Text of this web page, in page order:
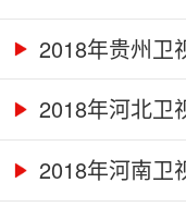
2018年贵州卫
2018年河北卫
2018年河南卫